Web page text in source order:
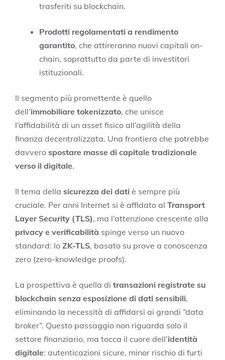
trasferiti su blockchain.
Prodotti regolamentati a rendimento
garantito, che attireranno nuovi capitali on-
chain, soprattutto da parte di investitori
istituzionali.
Il segmento più promettente è quello
dell’immobiliare tokenizzato, che unisce
l’affidabilità di un asset fisico all’agilità della
finanza decentralizzata. Una frontiera che potrebbe
davvero spostare masse di capitale tradizionale
verso il digitale.
Il tema della sicurezza dei dati è sempre più
cruciale. Per anni Internet si è affidato al Transport
Layer Security (TLS), ma l’attenzione crescente alla
privacy e verificabilità spinge verso un nuovo
standard: lo ZK-TLS, basato su prove a conoscenza
zero (zero-knowledge proofs).
La prospettiva è quella di transazioni registrate su
blockchain senza esposizione di dati sensibili,
eliminando la necessità di affidarsi ai grandi “data
broker”. Questo passaggio non riguarda solo il
settore finanziario, ma tocca il cuore dell’identità
digitale: autenticazioni sicure, minor rischio di furti